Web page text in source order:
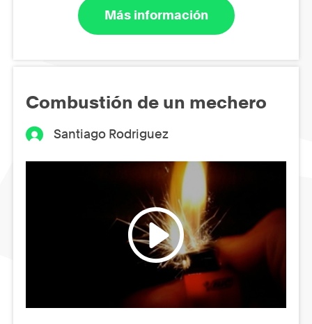
Más información
Combustión de un mechero
Santiago Rodriguez